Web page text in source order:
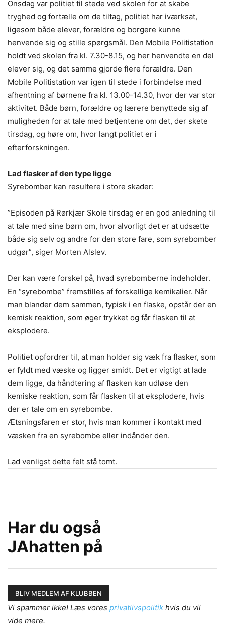
Onsdag var politiet til stede ved skolen for at skabe
tryghed og fortælle om de tiltag, politiet har iværksat,
ligesom både elever, forældre og borgere kunne
henvende sig og stille spørgsmål. Den Mobile Politistation
holdt ved skolen fra kl. 7.30-8.15, og her henvendte en del
elever sig, og det samme gjorde flere forældre. Den
Mobile Politistation var igen til stede i forbindelse med
afhentning af børnene fra kl. 13.00-14.30, hvor der var stor
aktivitet. Både børn, forældre og lærere benyttede sig af
muligheden for at tale med betjentene om det, der skete
tirsdag, og høre om, hvor langt politiet er i
efterforskningen.
Lad flasker af den type ligge
Syrebomber kan resultere i store skader:
”Episoden på Rørkjær Skole tirsdag er en god anledning til
at tale med sine børn om, hvor alvorligt det er at udsætte
både sig selv og andre for den store fare, som syrebomber
udgør”, siger Morten Alslev.
Der kan være forskel på, hvad syrebomberne indeholder.
En “syrebombe” fremstilles af forskellige kemikalier. Når
man blander dem sammen, typisk i en flaske, opstår der en
kemisk reaktion, som øger trykket og får flasken til at
eksplodere.
Politiet opfordrer til, at man holder sig væk fra flasker, som
er fyldt med væske og ligger smidt. Det er vigtigt at lade
dem ligge, da håndtering af flasken kan udløse den
kemiske reaktion, som får flasken til at eksplodere, hvis
der er tale om en syrebombe.
Ætsningsfaren er stor, hvis man kommer i kontakt med
væsken fra en syrebombe eller indånder den.
Lad venligst dette felt stå tomt.
Har du også
JAhatten på
Vi spammer ikke! Læs vores privatlivspolitik hvis du vil
vide mere.